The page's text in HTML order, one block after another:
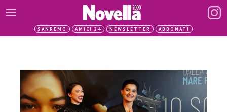
SANREMO AMICI 24 NEWSLETTER ABBONATI